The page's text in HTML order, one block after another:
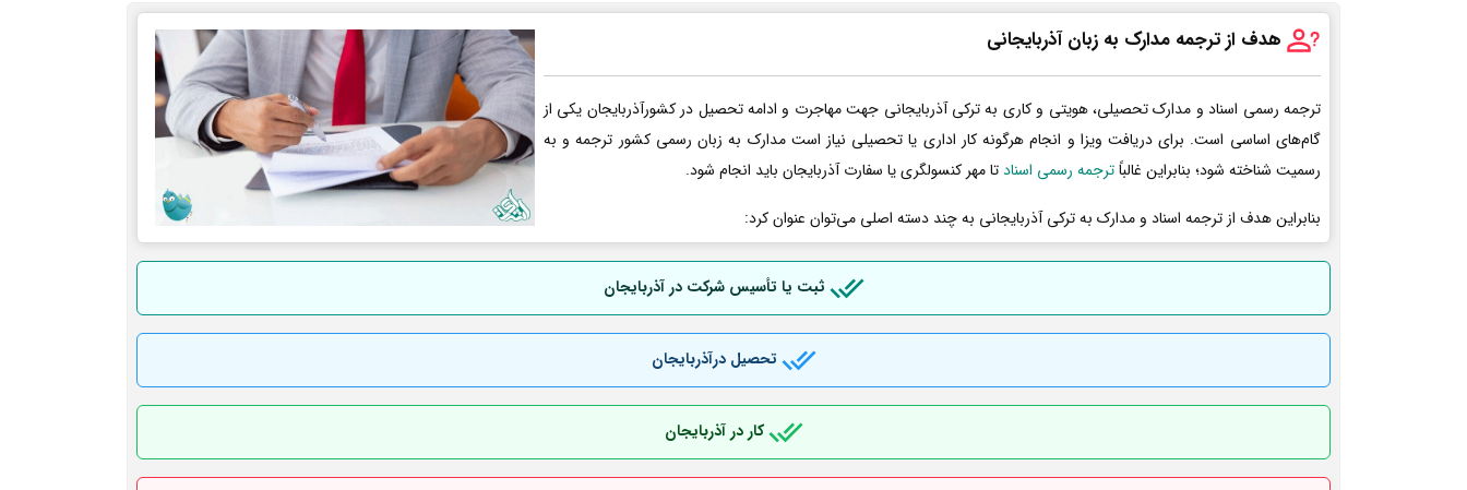
هدف از ترجمه مدارک به زبان آذربایجانی
ترجمه رسمی اسناد و مدارک تحصیلی، هویتی و کاری به ترکی آذربایجانی جهت مهاجرت و ادامه تحصیل در کشورآذربایجان یکی از
گام‌های اساسی است. برای دریافت ویزا و انجام هرگونه کار اداری یا تحصیلی نیاز است مدارک به زبان رسمی کشور ترجمه و به
رسمیت شناخته شود؛ بنابراین غالباًترجمه رسمی اسنادتا مهر کنسولگری یا سفارت آذربایجان باید انجام شود.
بنابراین هدف از ترجمه اسناد و مدارک به ترکی آذربایجانی به چند دسته اصلی می‌توان عنوان کرد:
ثبت یا تأسیس شرکت در آذربایجان
تحصیل درآذربایجان
کار در آذربایجان